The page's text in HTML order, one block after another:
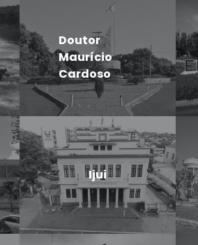
Doutor
Maurício
Cardoso
Ijui